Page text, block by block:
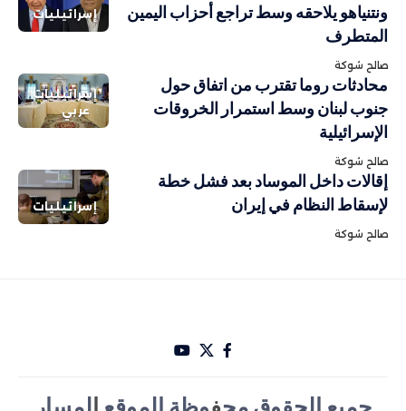
إسرائيليات
ونتنياهو يلاحقه وسط تراجع أحزاب اليمين
المتطرف
صالح شوكة
إسرائيليات
عربي
محادثات روما تقترب من اتفاق حول
جنوب لبنان وسط استمرار الخروقات
الإسرائيلية
صالح شوكة
إسرائيليات
إقالات داخل الموساد بعد فشل خطة
لإسقاط النظام في إيران
صالح شوكة